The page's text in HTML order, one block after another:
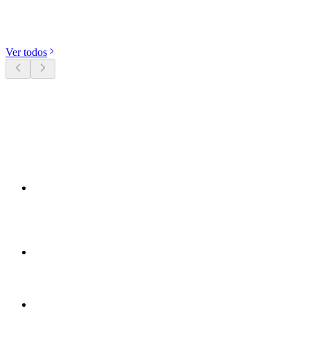
Ver todos